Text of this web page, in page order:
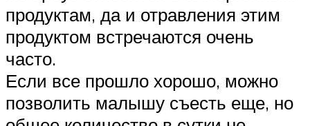
продуктам, да и отравления этим
продуктом встречаются очень
часто.
Если все прошло хорошо, можно
позволить малышу съесть еще, но